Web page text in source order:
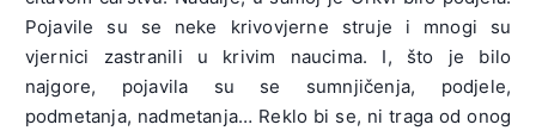
Pojavile su se neke krivovjerne struje i mnogi su
vjernici zastranili u krivim naucima. I, što je bilo
najgore, pojavila su se sumnjičenja, podjele,
podmetanja, nadmetanja… Reklo bi se, ni traga od onog